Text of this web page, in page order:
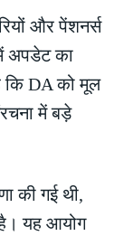
और पेंशनर्स
अपडेट का
कि DA को मूल
में बड़े
की गई थी,
यह आयोग